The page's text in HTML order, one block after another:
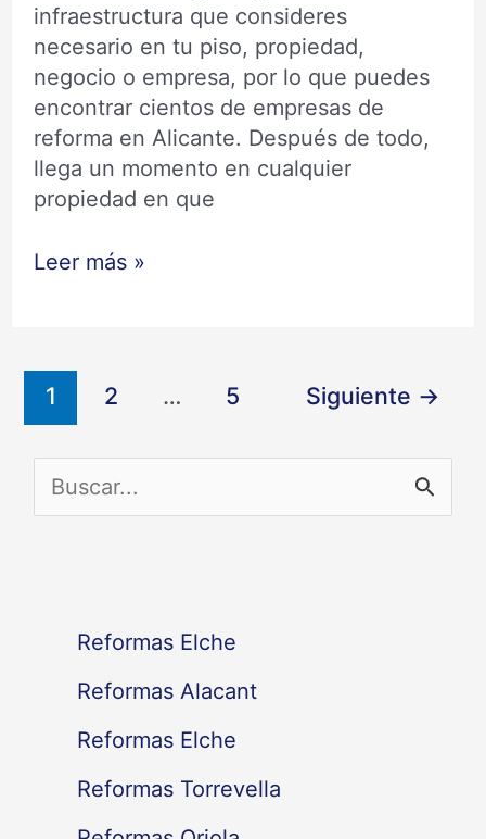
infraestructura que consideres
necesario en tu piso, propiedad,
negocio o empresa, por lo que puedes
encontrar cientos de empresas de
reforma en Alicante. Después de todo,
llega un momento en cualquier
propiedad en que
Leer más »
1 2 … 5 Siguiente →
Reformas Elche
Reformas Alacant
Reformas Elche
Reformas Torrevella